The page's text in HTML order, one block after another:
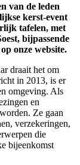
van de leden
kerst-event
tafelen, met
bijpassende
onze website.
draait het om
in 2013, is er
omgeving. Als
en
Ze gaan
verzekeringen,
die
bijeenkomst